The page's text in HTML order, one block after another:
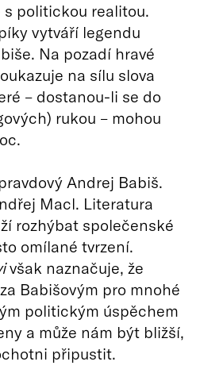
politickou realitou.
vytváří legendu
Na pozadí hravé
na sílu slova
– dostanou-li se do
rukou – mohou
Andrej Babiš.
Macl. Literatura
rozhýbat společenské
omílané tvrzení.
však naznačuje, že
Babišovým pro mnohé
politickým úspěchem
a může nám být bližší,
připustit.